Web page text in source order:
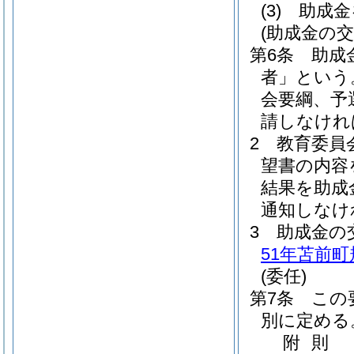
(3)
助成
(助成金の
第6条
助成
者」という
会要綱、予
請しなけ
2
教育委員
望書の内
結果を助成
通知しな
3
助成金の
51年苫前
(委任)
第7条
この
別に定める
附 則